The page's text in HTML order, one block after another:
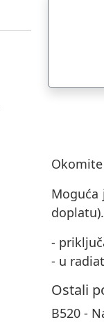
Moguća
doplatu).
-
- u
Ostali
B520 -